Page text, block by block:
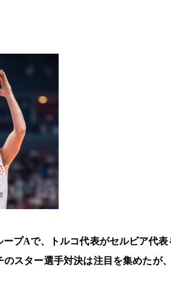
ープAで、トルコ代表がセルビア代
のスター選手対決は注目を集めたが